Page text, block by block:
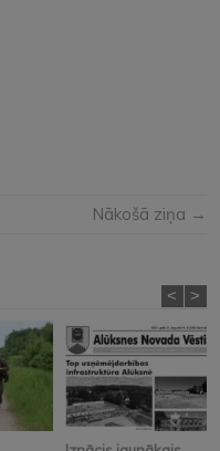
Nākošā ziņa →
< >